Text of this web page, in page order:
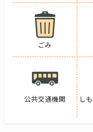
ごみ
公共交通機関
し